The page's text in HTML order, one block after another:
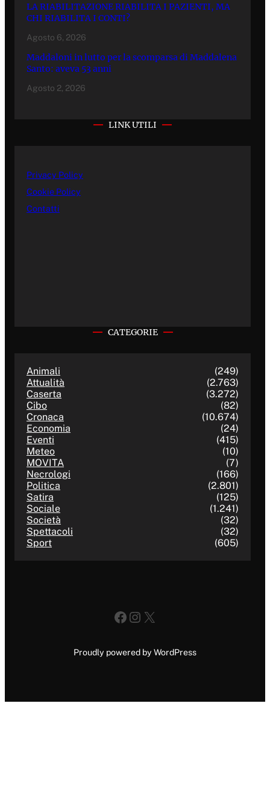
LA RIABILITAZIONE RIABILITA I PAZIENTI, MA
CHI RIABILITA I CONTI?
Agosto 6, 2026
Maddaloni in lutto per la scomparsa di Maddalena
Santo: aveva 53 anni
Agosto 2, 2026
LINK UTILI
Privacy Policy
Cookie Policy
Contatti
CATEGORIE
Animali
(249)
Attualità
(2.763)
Caserta
(3.272)
Cibo
(82)
Cronaca
(10.674)
Economia
(24)
Eventi
(415)
Meteo
(10)
MOVITA
(7)
Necrologi
(166)
Politica
(2.801)
Satira
(125)
Sociale
(1.241)
Società
(32)
Spettacoli
(32)
Sport
(605)
Facebook
Instagram
X
Proudly powered by WordPress